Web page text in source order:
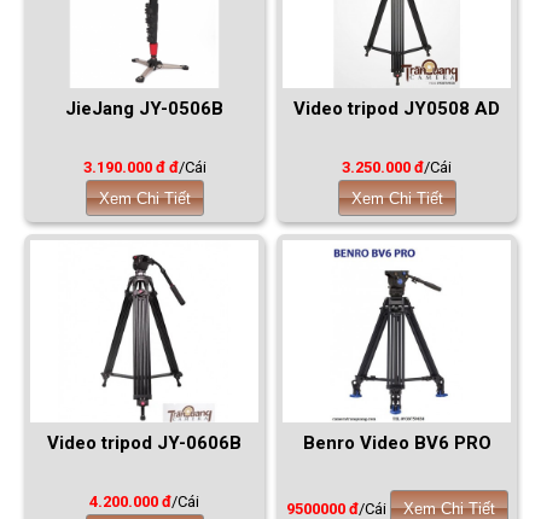
JieJang JY-0506B
3.190.000 đ đ/Cái
Xem Chi Tiết
Video tripod JY0508 AD
3.250.000 đ/Cái
Xem Chi Tiết
Video tripod JY-0606B
4.200.000 đ/Cái
Benro Video BV6 PRO
9500000 đ/Cái Xem Chi Tiết